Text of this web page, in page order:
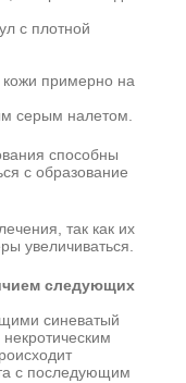
с плотной
кожи примерно на
серым налетом.
способны
с образование
так как их
увеличиваться.
следующих
синеватый
с последующим